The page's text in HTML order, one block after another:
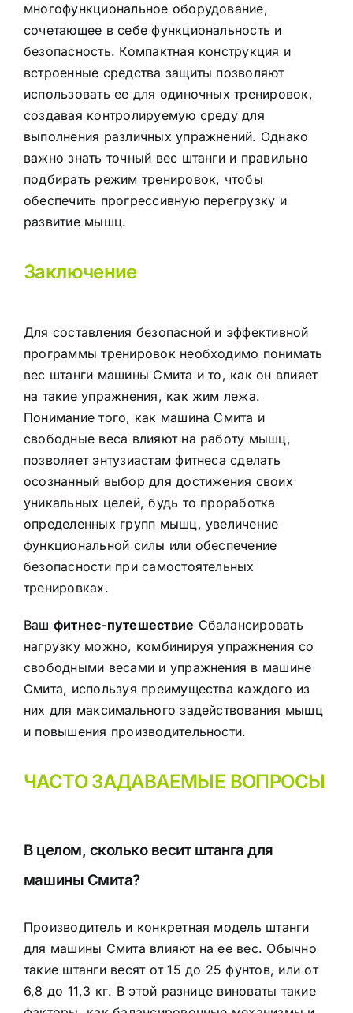
многофункциональное оборудование,
сочетающее в себе функциональность и
безопасность. Компактная конструкция и
встроенные средства защиты позволяют
использовать ее для одиночных тренировок,
создавая контролируемую среду для
выполнения различных упражнений. Однако
важно знать точный вес штанги и правильно
подбирать режим тренировок, чтобы
обеспечить прогрессивную перегрузку и
развитие мышц.
Заключение
Для составления безопасной и эффективной
программы тренировок необходимо понимать
вес штанги машины Смита и то, как он влияет
на такие упражнения, как жим лежа.
Понимание того, как машина Смита и
свободные веса влияют на работу мышц,
позволяет энтузиастам фитнеса сделать
осознанный выбор для достижения своих
уникальных целей, будь то проработка
определенных групп мышц, увеличение
функциональной силы или обеспечение
безопасности при самостоятельных
тренировках.
Ваш фитнес-путешествие Сбалансировать
нагрузку можно, комбинируя упражнения со
свободными весами и упражнения в машине
Смита, используя преимущества каждого из
них для максимального задействования мышц
и повышения производительности.
ЧАСТО ЗАДАВАЕМЫЕ ВОПРОСЫ
В целом, сколько весит штанга для
машины Смита?
Производитель и конкретная модель штанги
для машины Смита влияют на ее вес. Обычно
такие штанги весят от 15 до 25 фунтов, или от
6,8 до 11,3 кг. В этой разнице виноваты такие